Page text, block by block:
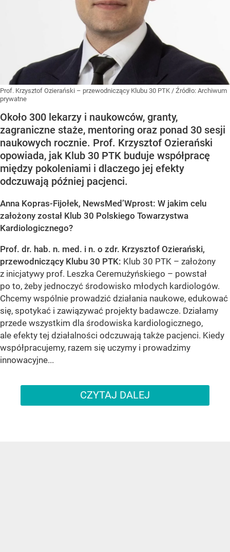
Prof. Krzysztof Ozierański – przewodniczący Klubu 30 PTK / Źródło: Archiwum
prywatne
Około 300 lekarzy i naukowców, granty,
zagraniczne staże, mentoring oraz ponad 30 sesji
naukowych rocznie. Prof. Krzysztof Ozierański
opowiada, jak Klub 30 PTK buduje współpracę
między pokoleniami i dlaczego jej efekty
odczuwają później pacjenci.
Anna Kopras-Fijołek, NewsMed’Wprost: W jakim celu
założony został Klub 30 Polskiego Towarzystwa
Kardiologicznego?
Prof. dr. hab. n. med. i n. o zdr. Krzysztof Ozierański,
przewodniczący Klubu 30 PTK: Klub 30 PTK – założony
z inicjatywy prof. Leszka Ceremużyńskiego – powstał
po to, żeby jednoczyć środowisko młodych kardiologów.
Chcemy wspólnie prowadzić działania naukowe, edukować
się, spotykać i zawiązywać projekty badawcze. Działamy
przede wszystkim dla środowiska kardiologicznego,
ale efekty tej działalności odczuwają także pacjenci. Kiedy
współpracujemy, razem się uczymy i prowadzimy
innowacyjne...
CZYTAJ DALEJ